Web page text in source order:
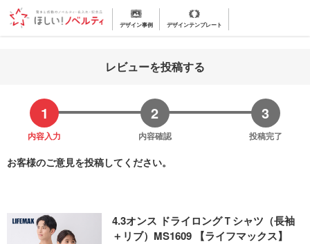
デザイン事例 デザインテンプレート
レビューを投稿する
内容入力 内容確認 投稿完了
お客様のご意見を投稿してください。
4.3オンス ドライロングＴシャツ（長袖
＋リブ）MS1609 【ライフマックス】